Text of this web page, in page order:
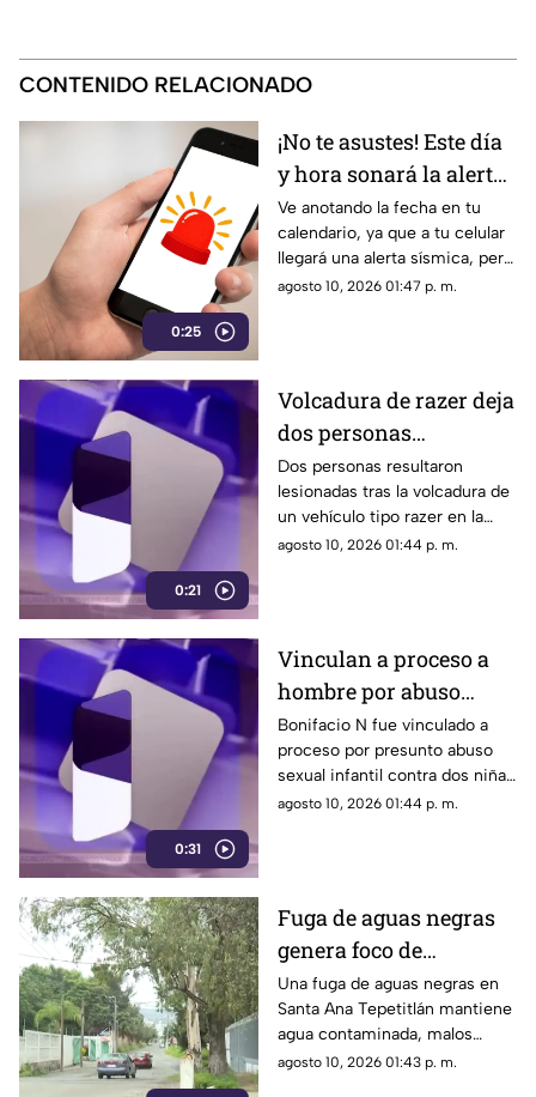
CONTENIDO RELACIONADO
0:25
¡No te asustes! Este día
y hora sonará la alerta
sísmica en tu celular;
¿cuál es el motivo?
Ve anotando la fecha en tu
calendario, ya que a tu celular
llegará una alerta sísmica, pero
¿qué día y a qué hora sonará?
agosto 10, 2026 01:47 p. m.
0:21
Volcadura de razer deja
dos personas
lesionadas en la
Barranca de Huentitán
Dos personas resultaron
lesionadas tras la volcadura de
un vehículo tipo razer en la
zona conocida como Los
agosto 10, 2026 01:44 p. m.
0:31
Vinculan a proceso a
hombre por abuso
sexual infantil contra
tres menores en Tonalá
Bonifacio N fue vinculado a
proceso por presunto abuso
sexual infantil contra dos niñas
y una adolescente en la colonia
agosto 10, 2026 01:44 p. m.
Fuga de aguas negras
genera foco de
infección en Santa Ana
Tepetitlán
Una fuga de aguas negras en
Santa Ana Tepetitlán mantiene
agua contaminada, malos
olores y acumulación de
agosto 10, 2026 01:43 p. m.